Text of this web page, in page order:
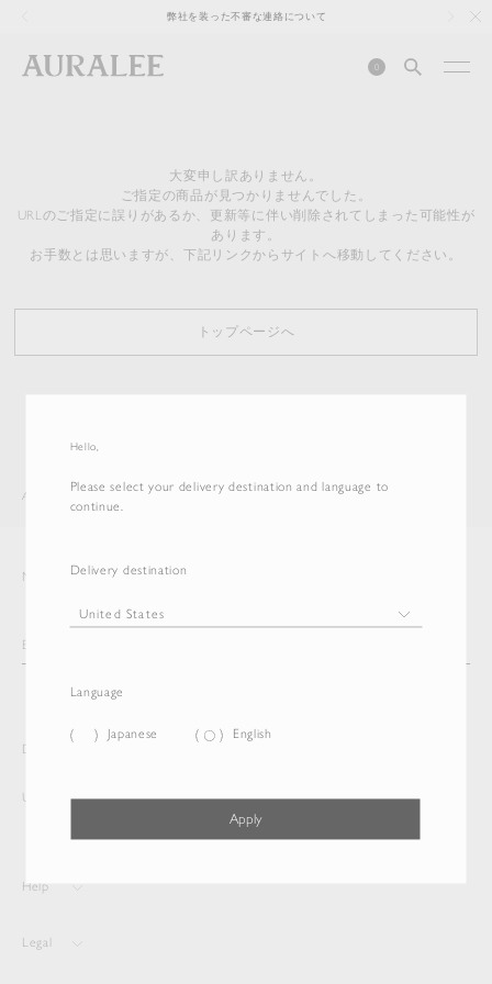
Hello,
Please select your delivery destination and language to
continue.
Delivery destination
Language
Japanese English
Apply
弊社を装った不審な連絡について
0
大変申し訳ありません。
ご指定の商品が見つかりませんでした。
URLのご指定に誤りがあるか、更新等に伴い削除されてしまった可能性が
あります。
お手数とは思いますが、下記リンクからサイトへ移動してください。
トップページへ
AURALEE ITEM
Newsletter
Delivery destination and Language
United States Japanese
Help
Legal